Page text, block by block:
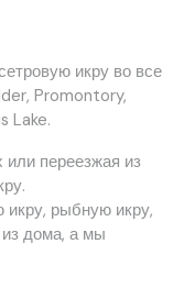
икру во все
Promontory,
Lake.
или переезжая из
рыбную икру,
дома, а мы